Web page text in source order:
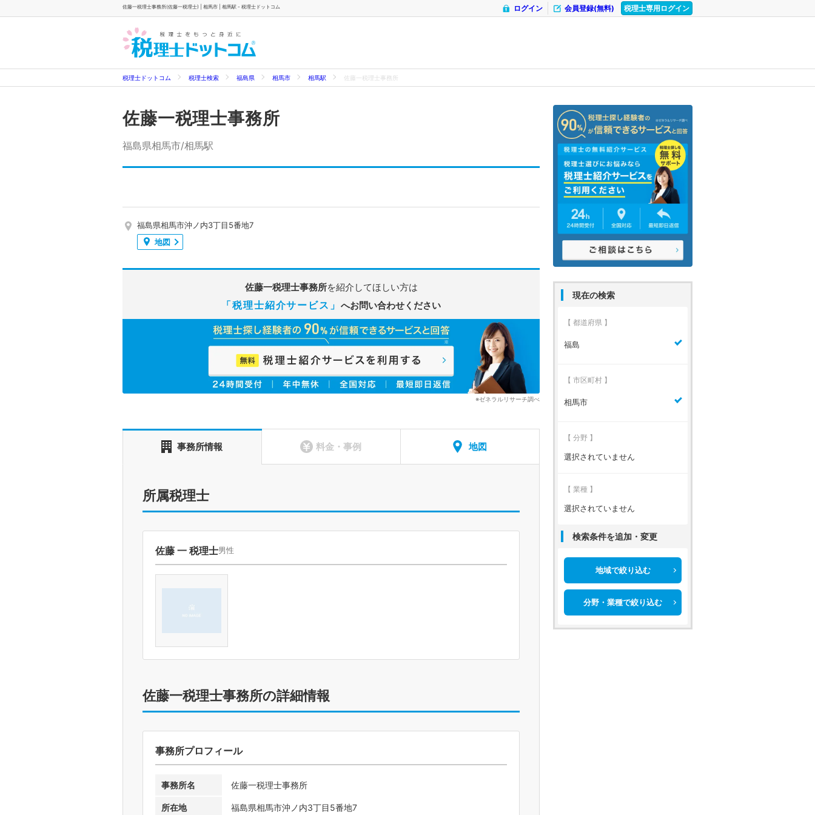
佐藤一税理士事務所(佐藤一税理士) | 相馬市 | 相馬駅 - 税理士ドットコム 税理士専用ログイン
会員登録(無料)
ログイン
税理士ドットコム 税理士検索 福島県 相馬市 相馬駅 佐藤一税理士事務所
現在の検索
【 都道府県 】
福島
【 市区町村 】
相馬市
【 分野 】
選択されていません
【 業種 】
選択されていません
検索条件を追加・変更
地域で絞り込む
分野・業種で絞り込む
佐藤一税理士事務所
福島県相馬市/相馬駅
福島県相馬市沖ノ内3丁目5番地7
地図
佐藤一税理士事務所を紹介してほしい方は
「税理士紹介サービス」へお問い合わせください
※ゼネラルリサーチ調べ
事務所情報 料金・事例 地図
所属税理士
佐藤 一 税理士男性
佐藤一税理士事務所の詳細情報
事務所プロフィール
事務所名 佐藤一税理士事務所
所在地 福島県相馬市沖ノ内3丁目5番地7